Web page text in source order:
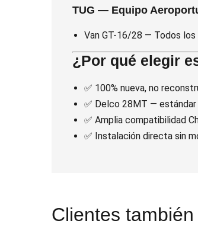
TUG — Equipo
Van GT-16/28 — Todos los
¿Por qué elegir
✅ 100% nueva, no
✅ Delco 28MT —
✅ Amplia compatibilidad
✅ Instalación directa sin
Clientes